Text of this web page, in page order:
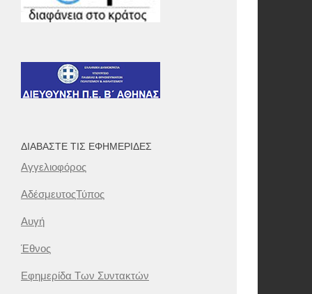
ΔΙΑΒΆΣΤΕ ΤΙΣ ΕΦΗΜΕΡΊΔΕΣ
Αγγελιοφόρος
ΑδέσμευτοςΤύπος
Αυγή
Έθνος
Εφημερίδα Των Συντακτών